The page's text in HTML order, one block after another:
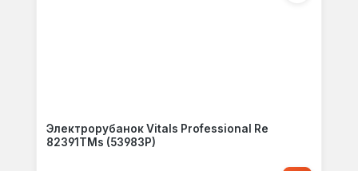
Электрорубанок Vitals Professional Re
82391TMs (53983P)